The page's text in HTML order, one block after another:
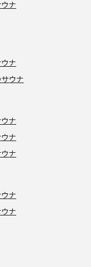
ナ
ナ
ウナ
ナ
ナ
ナ
ナ
ナ